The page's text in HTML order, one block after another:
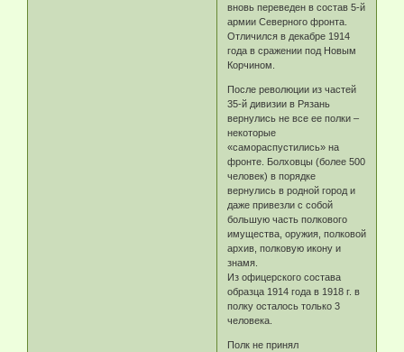
вновь переведен в состав 5-й
армии Северного фронта.
Отличился в декабре 1914
года в сражении под Новым
Корчином.
После революции из частей
35-й дивизии в Рязань
вернулись не все ее полки –
некоторые
«самораспустились» на
фронте. Болховцы (более 500
человек) в порядке
вернулись в родной город и
даже привезли с собой
большую часть полкового
имущества, оружия, полковой
архив, полковую икону и
знамя.
Из офицерского состава
образца 1914 года в 1918 г. в
полку осталось только 3
человека.
Полк не принял